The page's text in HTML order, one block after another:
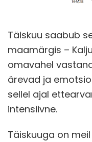
Täiskuu saabub
maamärgis –
omavahel
ärevad ja
sellel ajal
intensiivne.
Täiskuuga on